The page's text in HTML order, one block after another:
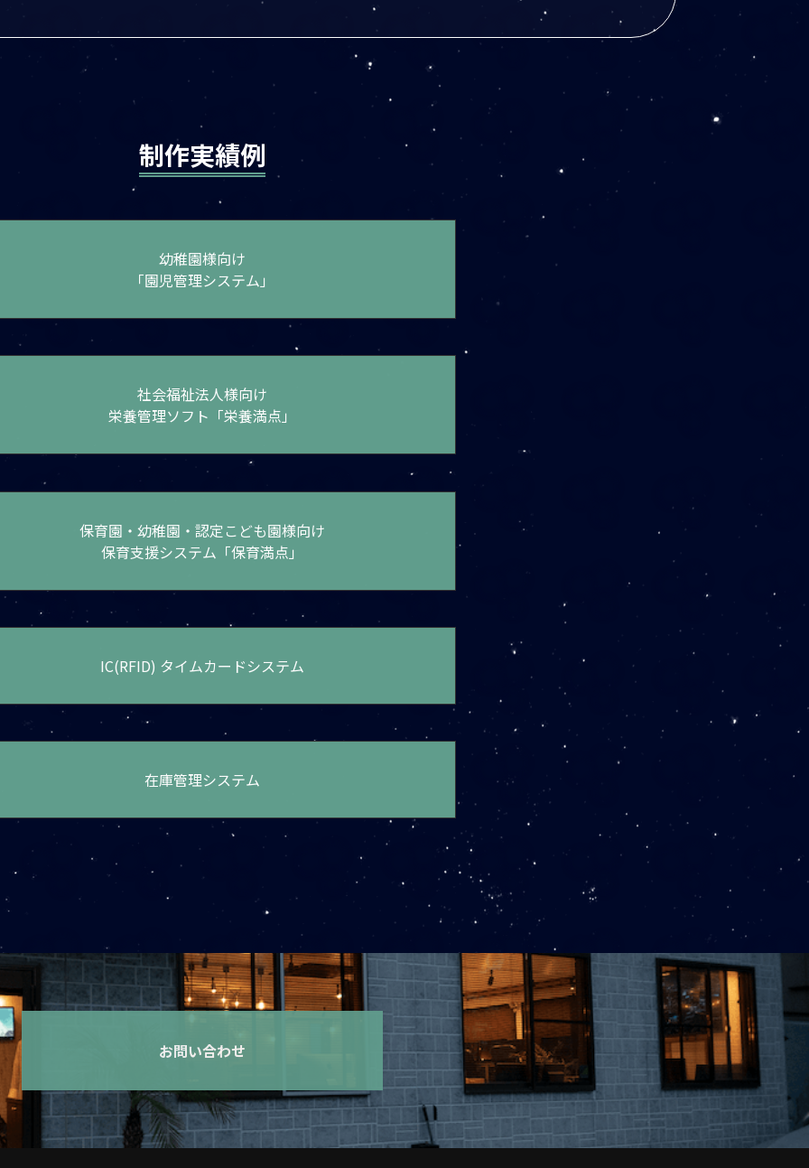
制作実績例
幼稚園様向け
「園児管理システム」
社会福祉法人様向け
栄養管理ソフト「栄養満点」
保育園・幼稚園・認定こども園様向け
保育支援システム「保育満点」
IC(RFID) タイムカードシステム
在庫管理システム
お問い合わせ